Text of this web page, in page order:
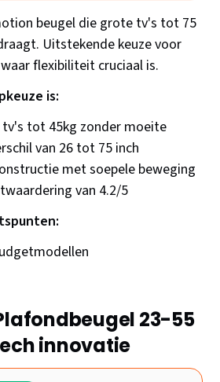
beugel die grote tv's tot 75
Uitstekende keuze voor
flexibiliteit cruciaal is.
is:
tot 45kg zonder moeite
van 26 tot 75 inch
met soepele beweging
van 4.2/5
23-55
innovatie